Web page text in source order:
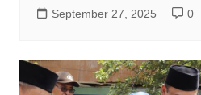
September 27, 2025
0